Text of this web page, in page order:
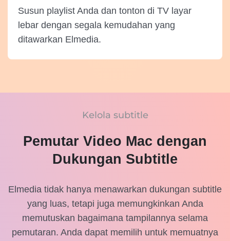
Susun playlist Anda dan tonton di TV layar
lebar dengan segala kemudahan yang
ditawarkan Elmedia.
Kelola subtitle
Pemutar Video Mac dengan
Dukungan Subtitle
Elmedia tidak hanya menawarkan dukungan subtitle
yang luas, tetapi juga memungkinkan Anda
memutuskan bagaimana tampilannya selama
pemutaran. Anda dapat memilih untuk memuatnya